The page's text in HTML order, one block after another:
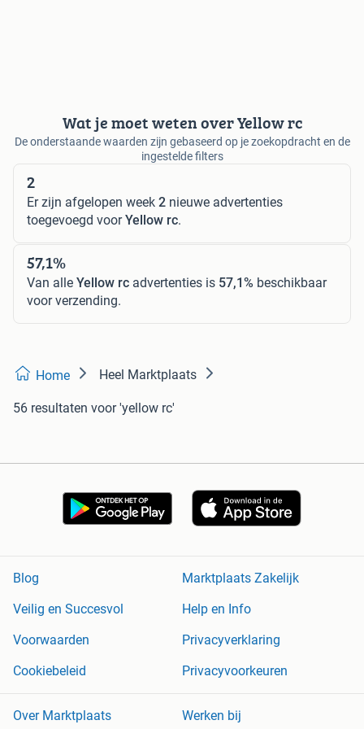
Wat je moet weten over Yellow rc
De onderstaande waarden zijn gebaseerd op je zoekopdracht en de
ingestelde filters
2
Er zijn afgelopen week 2 nieuwe advertenties
toegevoegd voorYellow rc.
57,1%
Van alle Yellow rc advertenties is 57,1% beschikbaar
voor verzending.
Home Heel Marktplaats
56 resultaten voor 'yellow rc'
Blog
Marktplaats Zakelijk
Veilig en Succesvol
Help en Info
Voorwaarden
Privacyverklaring
Cookiebeleid
Privacyvoorkeuren
Over Marktplaats Werken bij